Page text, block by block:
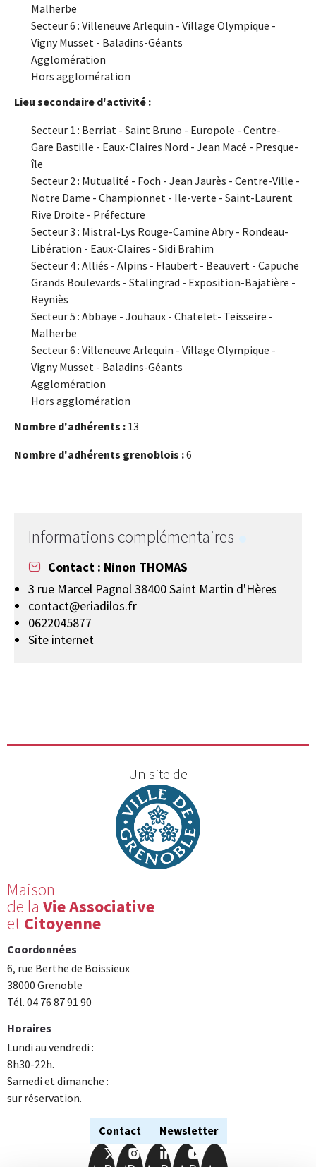
Malherbe
Secteur 6 : Villeneuve Arlequin - Village Olympique -
Vigny Musset - Baladins-Géants
Agglomération
Hors agglomération
Lieu secondaire d'activité :
Secteur 1 : Berriat - Saint Bruno - Europole - Centre-
Gare Bastille - Eaux-Claires Nord - Jean Macé - Presque-
île
Secteur 2 : Mutualité - Foch - Jean Jaurès - Centre-Ville -
Notre Dame - Championnet - Ile-verte - Saint-Laurent
Rive Droite - Préfecture
Secteur 3 : Mistral-Lys Rouge-Camine Abry - Rondeau-
Libération - Eaux-Claires - Sidi Brahim
Secteur 4 : Alliés - Alpins - Flaubert - Beauvert - Capuche
Grands Boulevards - Stalingrad - Exposition-Bajatière -
Reyniès
Secteur 5 : Abbaye - Jouhaux - Chatelet- Teisseire -
Malherbe
Secteur 6 : Villeneuve Arlequin - Village Olympique -
Vigny Musset - Baladins-Géants
Agglomération
Hors agglomération
Nombre d'adhérents : 13
Nombre d'adhérents grenoblois :6
Informations complémentaires
Contact : Ninon THOMAS
3 rue Marcel Pagnol 38400 Saint Martin d'Hères
contact@eriadilos.fr
0622045877
Site internet
Un site de
Maison
de la Vie Associative
etCitoyenne
Coordonnées
6, rue Berthe de Boissieux
38000 Grenoble
Tél. 04 76 87 91 90
Horaires
Lundi au vendredi :
8h30-22h.
Samedi et dimanche :
sur réservation.
Contact Newsletter